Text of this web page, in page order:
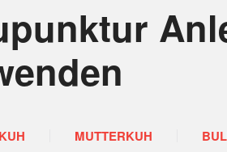
KUH MUTTERKUH